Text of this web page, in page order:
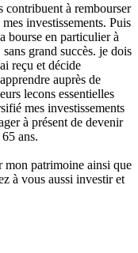
contribuent à rembourser
investissements. Puis
bourse en particulier à
grand succès. je dois
reçu et décide
auprès de
lecons essentielles
mes investissements
à présent de devenir
ans.
mon patrimoine ainsi que
à vous aussi investir et